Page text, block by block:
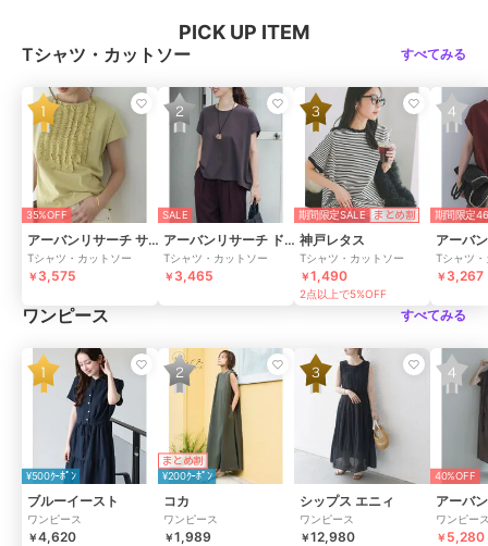
PICK UP ITEM
Tシャツ・カットソー すべてみる
35%OFF
アーバンリサーチ サニーレーベル
Tシャツ・カットソー
￥ 3,575
SALE
アーバンリサーチ ドアーズ
Tシャツ・カットソー
￥ 3,465
期間限定SALE まとめ割
神戸レタス
Tシャツ・カットソー
￥1,490
2点以上で5%OFF
期間限定
Tシャツ
￥ 3,267
ワンピース すべてみる
¥500ｸｰﾎﾟﾝ
ブルーイースト
ワンピース
￥4,620
まとめ割
¥200ｸｰﾎﾟﾝ
コカ
ワンピース
￥1,989
シップス エニィ
ワンピース
￥12,980
40%OFF
ワンピー
￥ 5,280